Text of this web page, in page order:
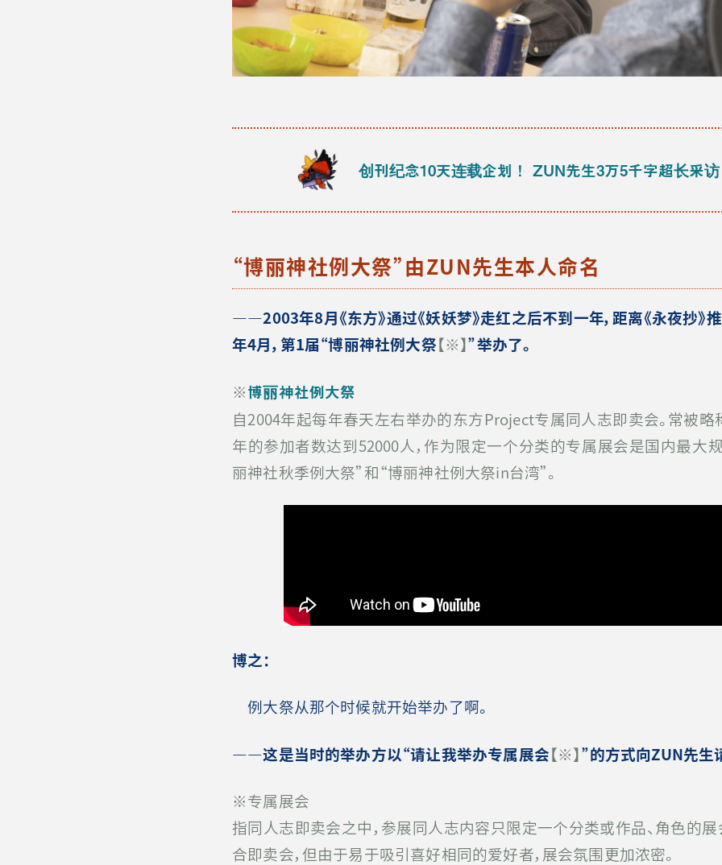
创刊纪念10天连载企划！ ZUN先生3万5千字超长采访
“博丽神社例大祭”由ZUN先生本人命名
――2003年8月《东方》通过《妖妖梦》走红之后不到一年，距离《永夜抄
年4月，第1届“博丽神社例大祭【※】”举办了。
※博丽神社例大祭
自2004年起每年春天左右举办的东方Project专属同人志即卖会。常被略
年的参加者数达到52000人，作为限定一个分类的专属展会是国内最大
丽神社秋季例大祭”和“博丽神社例大祭in台湾”。
博之：
例大祭从那个时候就开始举办了啊。
――这是当时的举办方以“请让我举办专属展会【※】”的方式向ZUN先生
※专属展会
指同人志即卖会之中，参展同人志内容只限定一个分类或作品、角色的展
合即卖会，但由于易于吸引喜好相同的爱好者，展会氛围更加浓密。